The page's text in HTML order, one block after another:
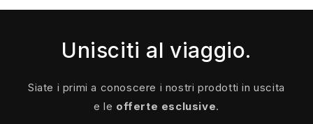
Unisciti al viaggio.
Siate i primi a conoscere i nostri prodotti in uscita
e le offerte esclusive.